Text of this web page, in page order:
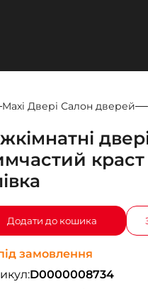
Maxi Двері Салон дверей
краст
Додати до кошика
замовлення
D0000008734